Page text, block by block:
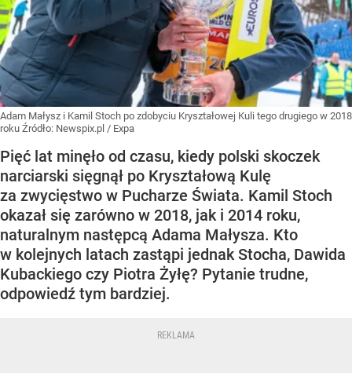
Adam Małysz i Kamil Stoch po zdobyciu Kryształowej Kuli tego drugiego w 2018
roku Źródło: Newspix.pl / Expa
Pięć lat minęło od czasu, kiedy polski skoczek
narciarski sięgnął po Kryształową Kulę
za zwycięstwo w Pucharze Świata. Kamil Stoch
okazał się zarówno w 2018, jak i 2014 roku,
naturalnym następcą Adama Małysza. Kto
w kolejnych latach zastąpi jednak Stocha, Dawida
Kubackiego czy Piotra Żyłę? Pytanie trudne,
odpowiedź tym bardziej.